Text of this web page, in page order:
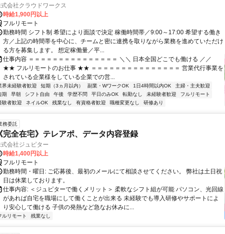
会社クラウドワークス
時給1,900円以上
フルリモート
勤務時間 シフト制 希望により面談で決定 稼働時間帯／9:00～17:00 希望する働き
方／上記の時間帯を中心に、チームと密に連携を取りながら業務を進めていただけ
る方を募集します。 想定稼働量／平...
仕事内容 ＝＝＝＝＝＝＝＝＝＝＝＝＝＝＝ ＼＼ 日本全国どこでも働ける ／／
★★ フルリモートのお仕事 ★★ ＝＝＝＝＝＝＝＝＝＝＝＝＝＝＝ 営業代行事業を
されている企業様をしている企業での営...
界未経験者歓迎 短期（3ヵ月以内） 副業・WワークOK 1日4時間以内OK
主婦・主夫歓迎
期
早朝 シフト自由 午後 学歴不問 平日のみOK 転勤なし 未経験者歓迎
フルリモート
験者歓迎
ネイルOK 残業なし 有資格者歓迎 職種変更なし 研修あり
務委託
完全在宅》テレアポ、データ内容登録
会社ジュピター
時給1,400円以上
フルリモート
勤務時間・曜日: ご応募後、最初のメールにて相談させてください。 弊社は土日祝
日は休業しております。
仕事内容: ＜ジュピターで働くメリット＞ 柔軟なシフト組が可能 パソコン、光回線
があれば自宅を職場にして働くことが出来る 未経験でも導入研修やサポートによ
り安心して働ける 子供の発熱など急なお休みに...
ルリモート 残業なし